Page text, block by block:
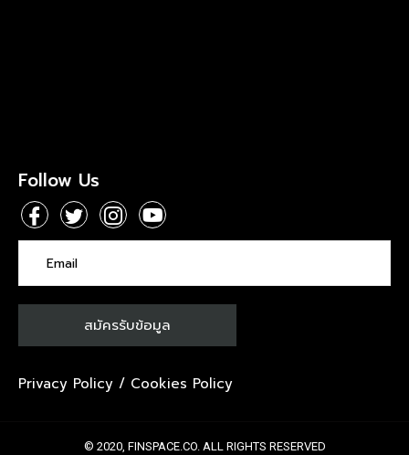
Follow Us
Privacy Policy / Cookies Policy
© 2020, FINSPACE.CO. ALL RIGHTS RESERVED